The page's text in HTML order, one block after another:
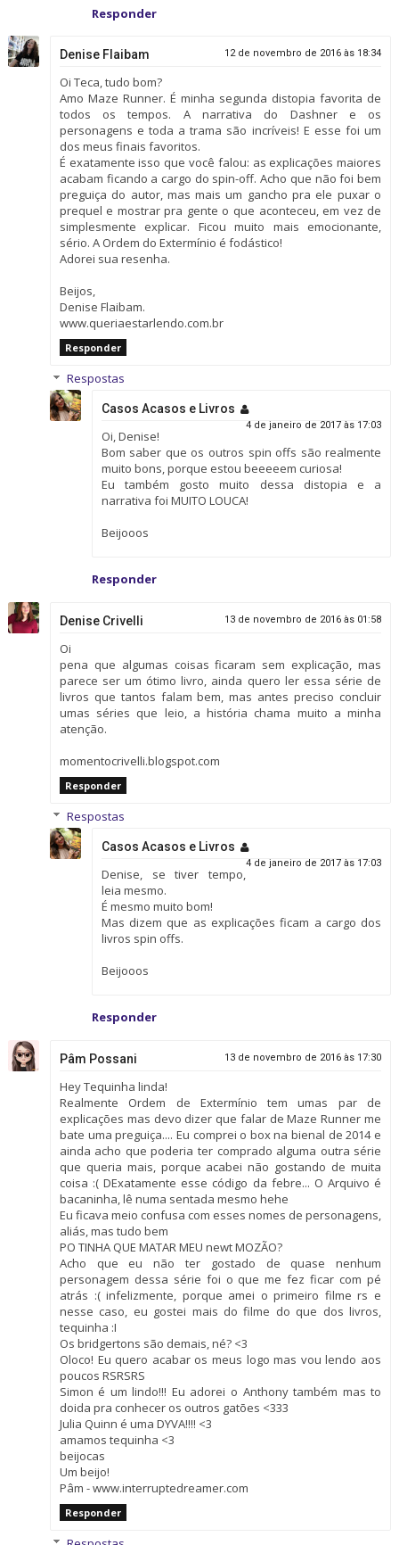
Responder
Denise Flaibam 12 de novembro de 2016 às 18:34
Oi Teca, tudo bom?
Amo Maze Runner. É minha segunda distopia favorita de
todos os tempos. A narrativa do Dashner e os
personagens e toda a trama são incríveis! E esse foi um
dos meus finais favoritos.
É exatamente isso que você falou: as explicações maiores
acabam ficando a cargo do spin-off. Acho que não foi bem
preguiça do autor, mas mais um gancho pra ele puxar o
prequel e mostrar pra gente o que aconteceu, em vez de
simplesmente explicar. Ficou muito mais emocionante,
sério. A Ordem do Extermínio é fodástico!
Adorei sua resenha.
Beijos,
Denise Flaibam.
www.queriaestarlendo.com.br
Responder
Respostas
Casos Acasos e Livros
4 de janeiro de 2017 às 17:03
Oi, Denise!
Bom saber que os outros spin offs são realmente
muito bons, porque estou beeeeem curiosa!
Eu também gosto muito dessa distopia e a
narrativa foi MUITO LOUCA!
Beijooos
Responder
Denise Crivelli 13 de novembro de 2016 às 01:58
Oi
pena que algumas coisas ficaram sem explicação, mas
parece ser um ótimo livro, ainda quero ler essa série de
livros que tantos falam bem, mas antes preciso concluir
umas séries que leio, a história chama muito a minha
atenção.
momentocrivelli.blogspot.com
Responder
Respostas
Casos Acasos e Livros
4 de janeiro de 2017 às 17:03
Denise, se tiver tempo,
leia mesmo.
É mesmo muito bom!
Mas dizem que as explicações ficam a cargo dos
livros spin offs.
Beijooos
Responder
Pâm Possani 13 de novembro de 2016 às 17:30
Hey Tequinha linda!
Realmente Ordem de Extermínio tem umas par de
explicações mas devo dizer que falar de Maze Runner me
bate uma preguiça.... Eu comprei o box na bienal de 2014 e
ainda acho que poderia ter comprado alguma outra série
que queria mais, porque acabei não gostando de muita
coisa :( DExatamente esse código da febre... O Arquivo é
bacaninha, lê numa sentada mesmo hehe
Eu ficava meio confusa com esses nomes de personagens,
aliás, mas tudo bem
PO TINHA QUE MATAR MEU newt MOZÃO?
Acho que eu não ter gostado de quase nenhum
personagem dessa série foi o que me fez ficar com pé
atrás :( infelizmente, porque amei o primeiro filme rs e
nesse caso, eu gostei mais do filme do que dos livros,
tequinha :I
Os bridgertons são demais, né? <3
Oloco! Eu quero acabar os meus logo mas vou lendo aos
poucos RSRSRS
Simon é um lindo!!! Eu adorei o Anthony também mas to
doida pra conhecer os outros gatões <333
Julia Quinn é uma DYVA!!!! <3
amamos tequinha <3
beijocas
Um beijo!
Pâm - www.interruptedreamer.com
Responder